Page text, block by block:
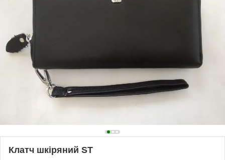
Клатч шкіряний ST